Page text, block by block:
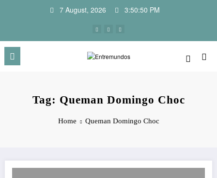
7 August, 2026 3:50:50 PM
Tag: Queman Domingo Choc
Home Queman Domingo Choc